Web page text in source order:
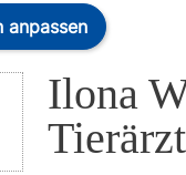
anpassen
Ilona